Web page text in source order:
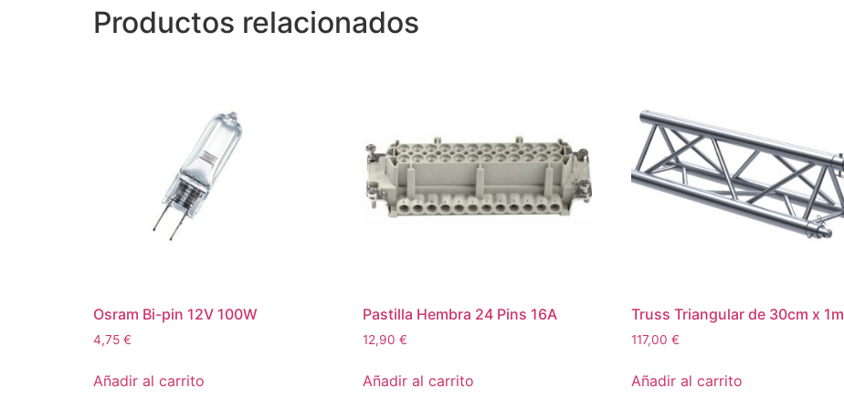
Productos relacionados
Osram Bi-pin 12V 100W
4,75 €
Añadir al carrito
Pastilla Hembra 24 Pins 16A
12,90 €
Añadir al carrito
Truss Triangular de 30cm x 1m
117,00€
Añadir al carrito